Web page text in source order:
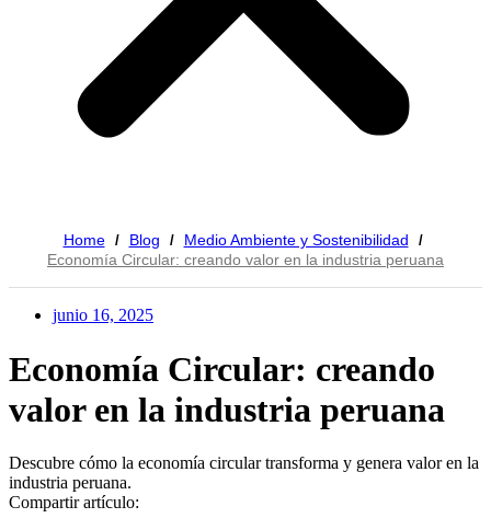
Home / Blog / Medio Ambiente y Sostenibilidad /
Economía Circular: creando valor en la industria peruana
junio 16, 2025
Economía Circular: creando
valor en la industria peruana
Descubre cómo la economía circular transforma y genera valor en la
industria peruana.
Compartir artículo: